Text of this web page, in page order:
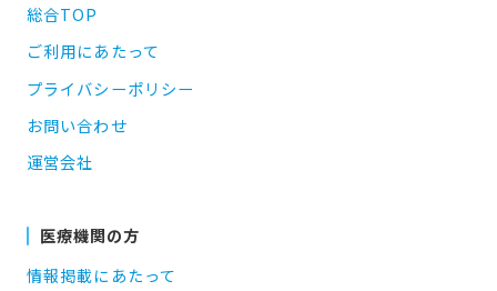
総合TOP
ご利用にあたって
プライバシーポリシー
お問い合わせ
運営会社
医療機関の方
情報掲載にあたって